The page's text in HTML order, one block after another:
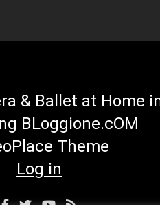
& Ballet at Home
BLoggione.cOM
Theme
Log in
Facebook
TwitterYouTube
RSS